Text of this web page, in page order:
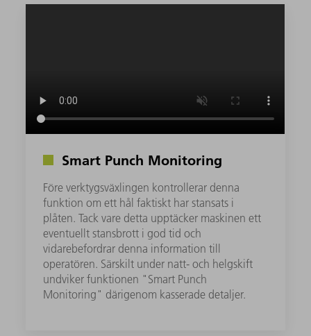
Smart Punch Monitoring
Före verktygsväxlingen kontrollerar denna
funktion om ett hål faktiskt har stansats i
plåten. Tack vare detta upptäcker maskinen ett
eventuellt stansbrott i god tid och
vidarebefordrar denna information till
operatören. Särskilt under natt- och helgskift
undviker funktionen "Smart Punch
Monitoring" därigenom kasserade detaljer.